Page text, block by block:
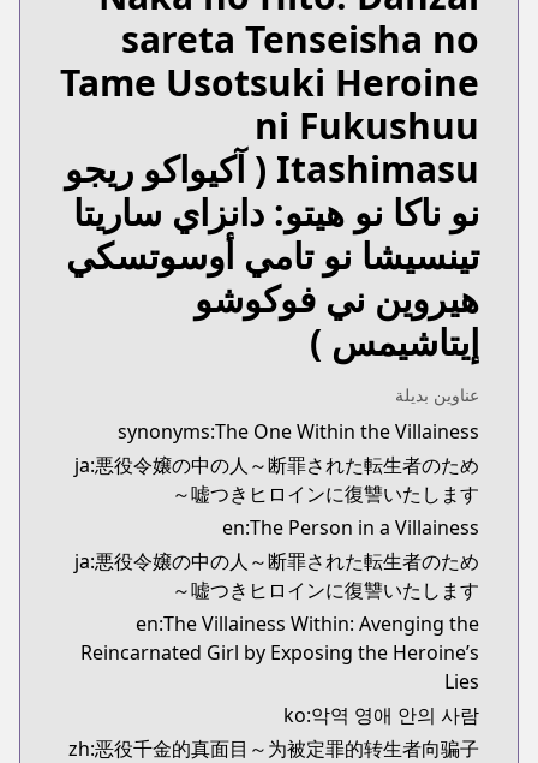
https://comic.pixiv.net/works/7926
Kitsu
Kitsu
https://kitsu.app/manga/62295
MangaUpdates
MangaUpdates
www.mangaupdates.com/series.html?id=192088
novelUpdates
novelUpdates
series/akuyaku-reijou-no-naka-no-hito
Book☆Walker
Book☆Walker
https://bookwalker.jp/series/354096/list
sareta Tenseisha no
Tame Usotsuki Heroine
ni Fukushuu
Itashimasu ( آكيواكو ريجو
نو ناكا نو هيتو: دانزاي ساريتا
تينسيشا نو تامي أوسوتسكي
هيروين ني فوكوشو
إيتاشيمس )
عناوين بديلة
synonyms:The One Within the Villainess
ja:悪役令嬢の中の人～断罪された転生者のため
嘘つきヒロインに復讐いたします～
en:The Person in a Villainess
ja:悪役令嬢の中の人～断罪された転生者のため
嘘つきヒロインに復讐いたします～
en:The Villainess Within: Avenging the
Reincarnated Girl by Exposing the Heroine’s
Lies
ko:악역 영애 안의 사람
zh:恶役千金的真面目～为被定罪的转生者向骗子